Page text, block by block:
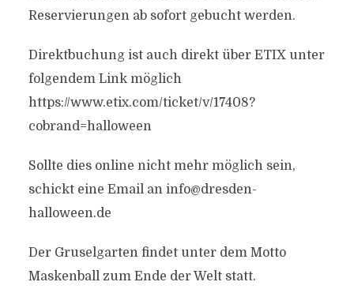
Reservierungen ab sofort gebucht werden.
Direktbuchung ist auch direkt über ETIX unter
folgendem Link möglich
https://www.etix.com/ticket/v/17408?
cobrand=halloween
Sollte dies online nicht mehr möglich sein,
schickt eine Email an info@dresden-
halloween.de
Der Gruselgarten findet unter dem Motto
Maskenball zum Ende der Welt statt.